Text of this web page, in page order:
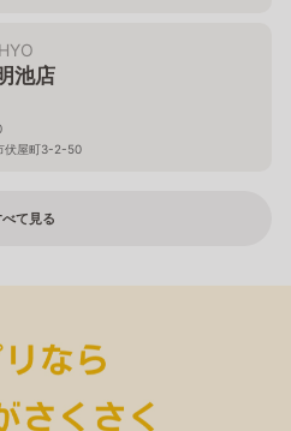
池店
伏屋町3-2-50
て見る